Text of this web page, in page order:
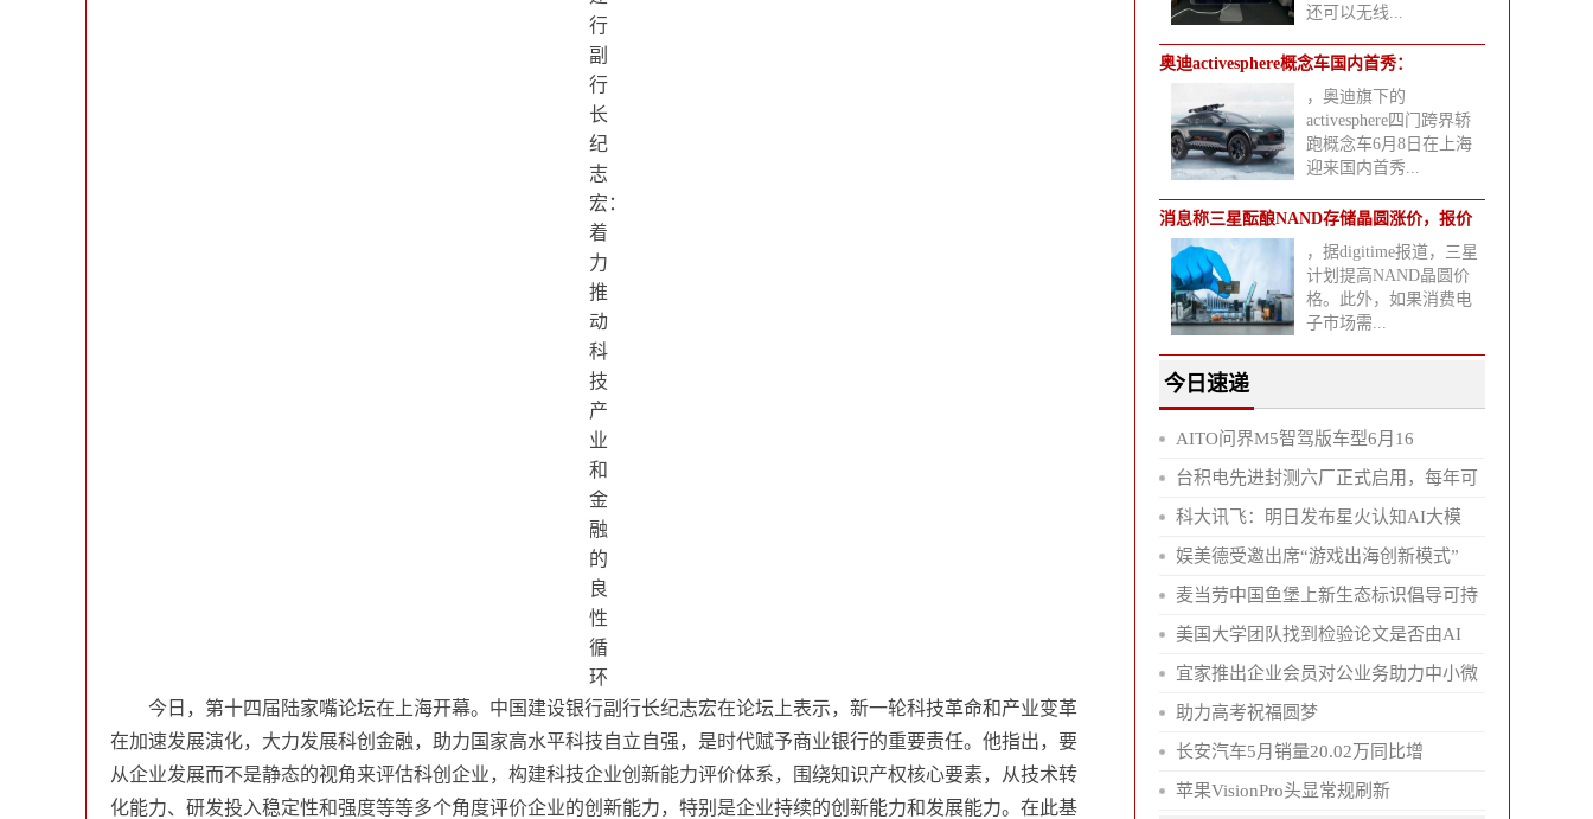
今日，第十四届陆家嘴论坛在上海开幕。中国建设银行副行长纪志宏在论坛上表示，新一轮科技革命和产业变革
在加速发展演化，大力发展科创金融，助力国家高水平科技自立自强，是时代赋予商业银行的重要责任。他指出，要
从企业发展而不是静态的视角来评估科创企业，构建科技企业创新能力评价体系，围绕知识产权核心要素，从技术转
化能力、研发投入稳定性和强度等等多个角度评价企业的创新能力，特别是企业持续的创新能力和发展能力。在此基
还可以无线...
奥迪activesphere概念车国内首秀：
，奥迪旗下的
activesphere四门跨界轿
跑概念车6月8日在上海
迎来国内首秀...
消息称三星酝酿NAND存储晶圆涨价，报价
渐趋
，据digitime报道，三星
计划提高NAND晶圆价
格。此外，如果消费电
子市场需...
今日速递
AITO问界M5智驾版车型6月16
台积电先进封测六厂正式启用，每年可
科大讯飞：明日发布星火认知AI大模
娱美德受邀出席“游戏出海创新模式”
麦当劳中国鱼堡上新生态标识倡导可持
美国大学团队找到检验论文是否由AI
宜家推出企业会员对公业务助力中小微
助力高考祝福圆梦
长安汽车5月销量20.02万同比增
苹果VisionPro头显常规刷新